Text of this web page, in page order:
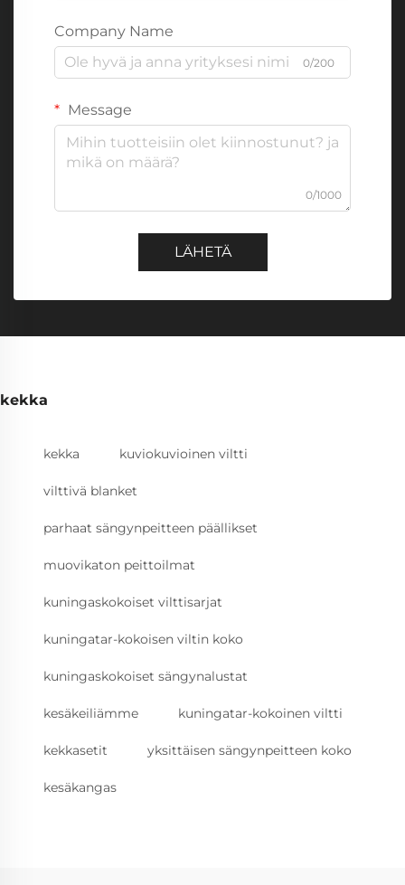
Company Name
0/200
Message
0/1000
LÄHETÄ
kekka
kekka kuviokuvioinen viltti
vilttivä blanket
parhaat sängynpeitteen päällikset
muovikaton peittoilmat
kuningaskokoiset vilttisarjat
kuningatar-kokoisen viltin koko
kuningaskokoiset sängynalustat
kesäkeiliämme kuningatar-kokoinen viltti
kekkasetit yksittäisen sängynpeitteen koko
kesäkangas